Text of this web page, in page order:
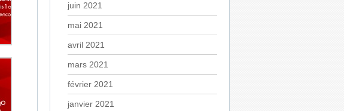
juin 2021
mai 2021
avril 2021
mars 2021
février 2021
janvier 2021